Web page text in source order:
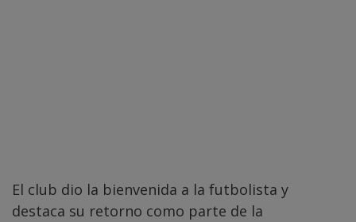
El club dio la bienvenida a la futbolista y
destaca su retorno como parte de la